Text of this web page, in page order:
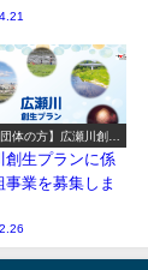
団体の方】広瀬川創生
加事業の募集
創生プランに係
事業を募集しま